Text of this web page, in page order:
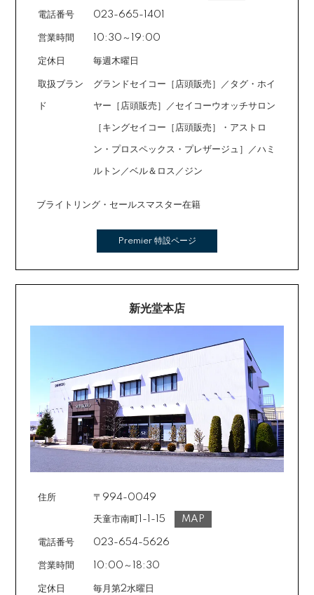
電話番号 023-665-1401
営業時間 10:30～19:00
定休日 毎週木曜日
取扱ブラン
ド
グランドセイコー［店頭販売］／タグ・ホイ
ヤー［店頭販売］／セイコーウオッチサロン
［キングセイコー［店頭販売］・アストロ
ン・プロスペックス・プレザージュ］／ハミ
ルトン／ベル＆ロス／ジン
ブライトリング・セールスマスター在籍
Premier 特設ページ
新光堂本店
住所 〒994-0049
天童市南町1-1-15 MAP
電話番号 023-654-5626
営業時間 10:00～18:30
定休日 毎月第2水曜日